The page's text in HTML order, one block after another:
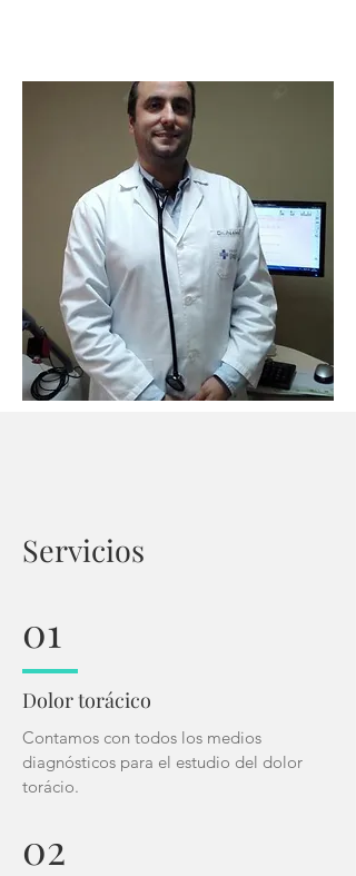
Servicios
01
Dolor torácico
Contamos con todos los medios
diagnósticos para el estudio del dolor
torácio.
02